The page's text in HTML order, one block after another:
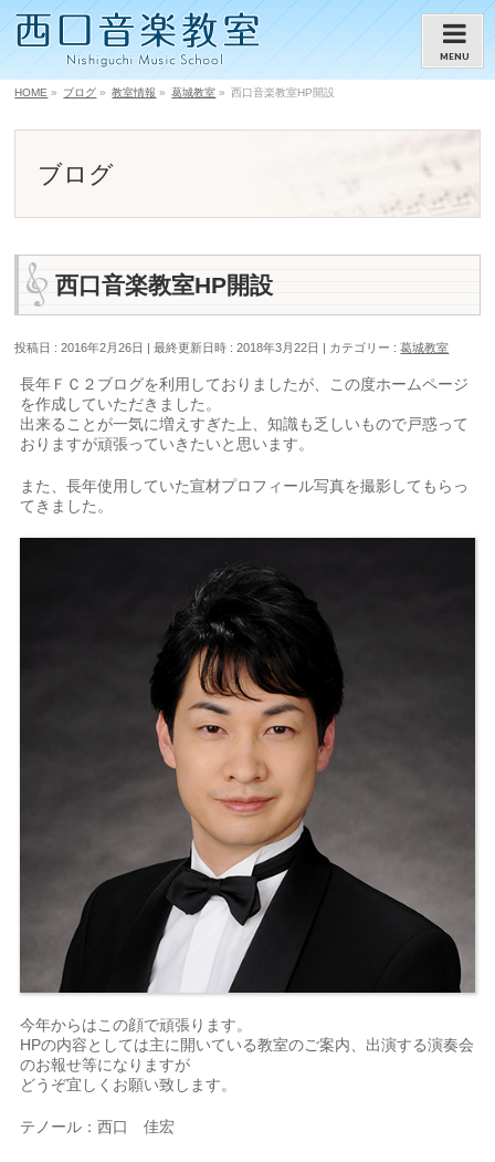
MENU
HOME » ブログ » 教室情報 » 葛城教室 » 西口音楽教室HP開設
ブログ
西口音楽教室HP開設
投稿日 : 2016年2月26日 最終更新日時 : 2018年3月22日 カテゴリー :葛城教室
長年ＦＣ２ブログを利用しておりましたが、この度ホームページ
を作成していただきました。
出来ることが一気に増えすぎた上、知識も乏しいもので戸惑って
おりますが頑張っていきたいと思います。
また、長年使用していた宣材プロフィール写真を撮影してもらっ
てきました。
今年からはこの顔で頑張ります。
HPの内容としては主に開いている教室のご案内、出演する演奏会
のお報せ等になりますが
どうぞ宜しくお願い致します。
テノール：西口 佳宏